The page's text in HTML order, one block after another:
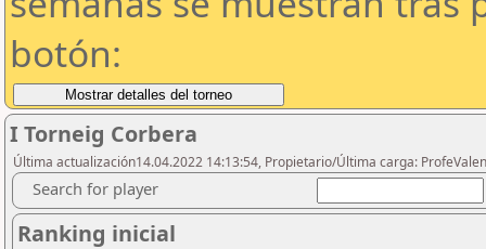
botón:
I Torneig Corbera
Última actualización14.04.2022 14:13:54, Propietario/Última carga:
Search for player
Ranking inicial